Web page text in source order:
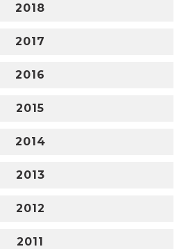
2018
2017
2016
2015
2014
2013
2012
2011